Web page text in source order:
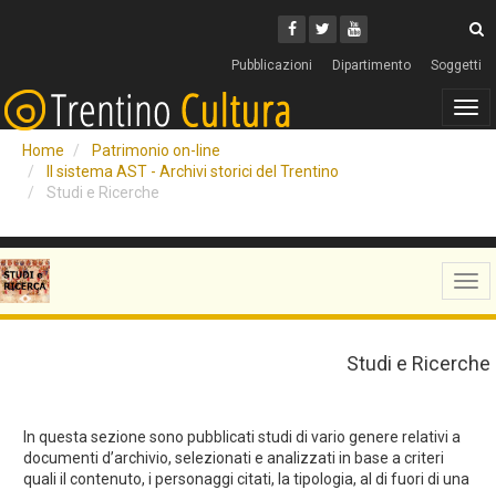
Facebook
Twitter
Youtube
Pubblicazioni Dipartimento Soggetti
Home
Patrimonio on-line
Il sistema AST - Archivi storici del Trentino
Studi e Ricerche
Studi e Ricerche
In questa sezione sono pubblicati studi di vario genere relativi a
documenti d’archivio, selezionati e analizzati in base a criteri
quali il contenuto, i personaggi citati, la tipologia, al di fuori di una